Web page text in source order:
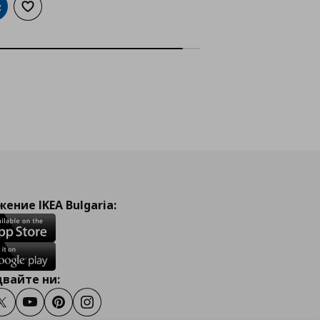
в кошницата
Добави към списъка с любими
IKEA Bulgaria:
ни:
TwitterYoutubePinterestInstagram